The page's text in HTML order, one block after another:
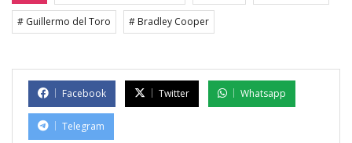
# Guillermo del Toro # Bradley Cooper
Facebook Twitter Whatsapp
Telegram